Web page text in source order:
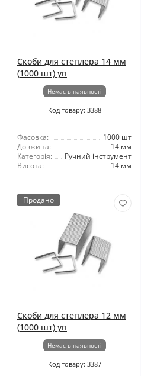
Скоби для степлера 14 мм
(1000 шт) уп
Немає в наявності
Код товару: 3388
Фасовка:
1000 шт
Довжина:
14 мм
Категорія:
Ручний інструмент
Висота:
14 мм
Продано
Скоби для степлера 12 мм
(1000 шт) уп
Немає в наявності
Код товару: 3387